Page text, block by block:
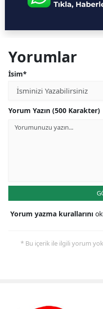
Yorumlar
İsim*
Yorum Yazın (500 Karakter)
Yorum yazma kurallarını
* Bu içerik ile ilgili yorum